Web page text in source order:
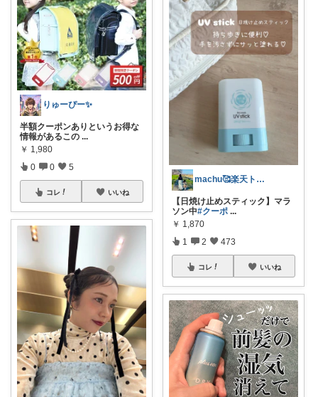
りゅーぴー✨
半額クーポンありというお得な
情報があるこの ...
￥ 1,980
0 0 5
コレ いいね
machu🥰楽天トラベル感謝✨
【日焼け止めスティック】マラ
ソン中#クーポ ...
￥ 1,870
1 2 473
コレ いいね